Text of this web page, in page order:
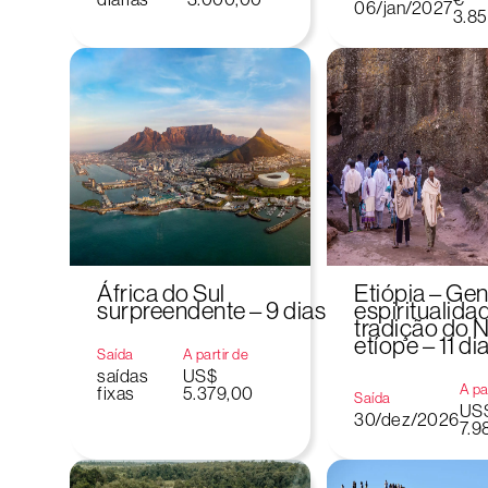
06/jan/2027
África do Sul
surpreendente – 9 dias
Saída
saídas
fixas
A partir de
US$
5.379,00
Etiópia –
tradição do
etíope – 11
Saída
30/dez/2026
A